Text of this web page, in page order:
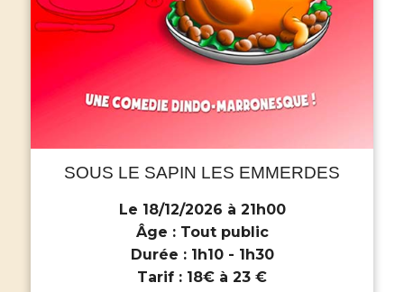
SOUS LE SAPIN LES EMMERDES
Le 18/12/2026 à 21h00
Âge :Tout public
Durée :1h10 - 1h30
Tarif : 18€ à 23 €